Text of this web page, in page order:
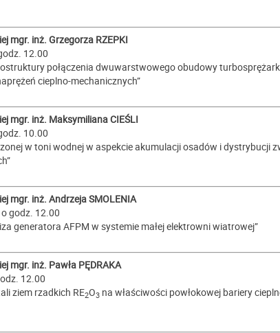
mgr. inż. Grzegorza RZEPKI
12.00
połączenia dwuwarstwowego obudowy
cieplno-mechanicznych”
mgr. inż. Maksymiliana CIEŚLI
10.00
w toni wodnej w aspekcie akumulacji osadów i dystrybucji
mgr. inż. Andrzeja SMOLENIA
godz. 12.00
generatora AFPM w systemie małej elektrowni wiatrowej”
mgr. inż. Pawła PĘDRAKA
12.00
ziem rzadkich RE2O3 na właściwości powłokowej bariery